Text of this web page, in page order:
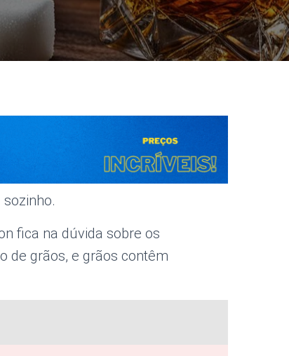
sozinho.
fica na dúvida sobre os
de grãos, e grãos contêm